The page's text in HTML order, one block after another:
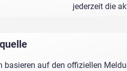
jederzeit die
basieren auf den offiziellen